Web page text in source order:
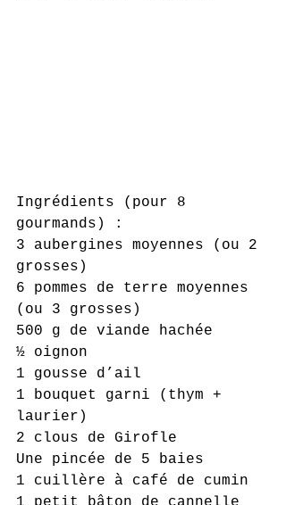
Ingrédients (pour 8
gourmands) :
3 aubergines moyennes (ou 2
grosses)
6 pommes de terre moyennes
(ou 3 grosses)
500 g de viande hachée
½ oignon
1 gousse d’ail
1 bouquet garni (thym +
laurier)
2 clous de Girofle
Une pincée de 5 baies
1 cuillère à café de cumin